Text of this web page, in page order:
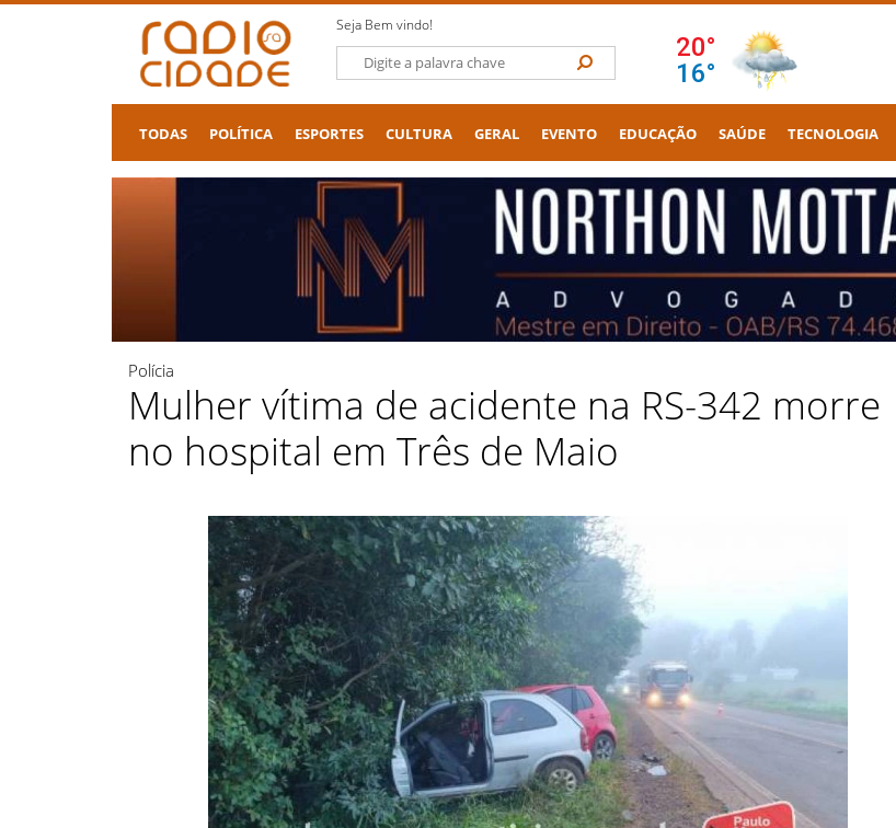
Seja Bem vindo!
TODAS POLÍTICA ESPORTES CULTURA GERAL EVENTO EDUCAÇÃO SAÚDE TECNOLOGIA
Polícia
Mulher vítima de acidente na RS-342 morre
no hospital em Três de Maio